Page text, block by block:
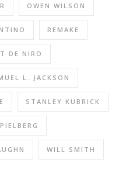
OWEN WILSON
REMAKE
DE NIRO
L. JACKSON
STANLEY KUBRICK
WILL SMITH